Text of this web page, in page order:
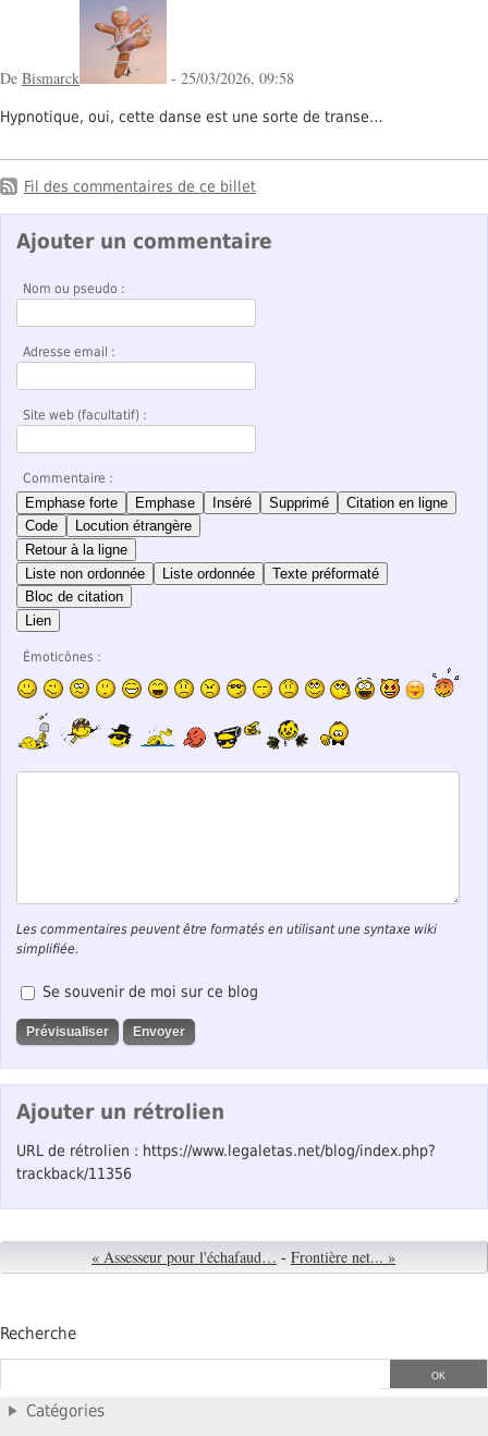
De Bismarck - 25/03/2026, 09:58
Hypnotique, oui, cette danse est une sorte de transe…
Fil des commentaires de ce billet
Ajouter un commentaire
Nom ou pseudo :
Adresse email :
Site web (facultatif) :
Commentaire :
Emphase forte Emphase Inséré Supprimé
Citation en ligne
Code
Locution étrangère
Retour à la ligne
Liste non ordonnée
Liste ordonnée
Texte préformaté
Bloc de citation
Lien
Émoticônes :
Les commentaires peuvent être formatés en utilisant une syntaxe wiki
simplifiée.
Se souvenir de moi sur ce blog
Ajouter un rétrolien
URL de rétrolien : https://www.legaletas.net/blog/index.php?
trackback/11356
« Assesseur pour l'échafaud… - Frontière net... »
Recherche
Catégories